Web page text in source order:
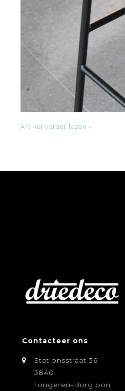
Artikel verder lezen »
Contacteer ons
Stationsstraat 36
3840
Tongeren-Borgloon